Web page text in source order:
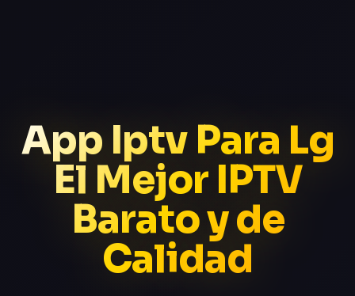
App Iptv Para Lg
El Mejor IPTV
Barato y de
Calidad